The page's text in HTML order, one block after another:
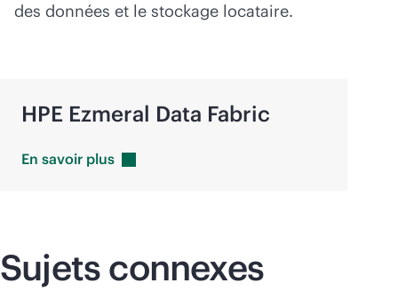
des données et le stockage locataire.
HPE Ezmeral Data Fabric
En savoir plus
Sujets connexes